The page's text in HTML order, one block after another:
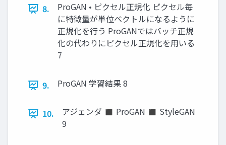
8.
ProGAN • ピクセル正規化 ピクセル毎
に特徴量が単位ベクトルになるように
正規化を行う ProGANではバッチ正規
化の代わりにピクセル正規化を用いる
7
9. ProGAN 学習結果 8
10.
アジェンダ ◼ ProGAN ◼ StyleGAN
9